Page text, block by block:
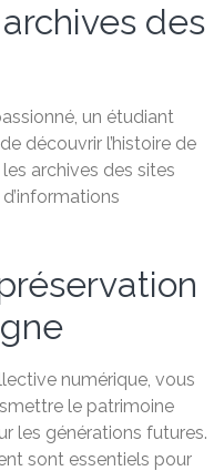
des
un étudiant
découvrir l’histoire de
archives des sites
numérique, vous
le patrimoine
les générations futures.
sont essentiels pour